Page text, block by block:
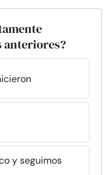
anteriores?
y seguimos